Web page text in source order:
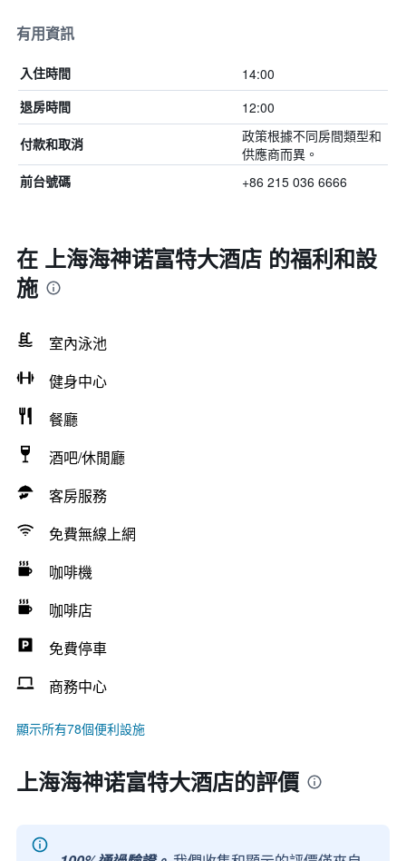
有用資訊
入住時間 14:00
退房時間 12:00
付款和取消
政策根據不同房間類型和
供應商而異。
前台號碼 +86 215 036 6666
在 上海海神诺富特大酒店 的福利和設
施
室內泳池
健身中心
餐廳
酒吧/休閒廳
客房服務
免費無線上網
咖啡機
咖啡店
免費停車
商務中心
顯示所有78個便利設施
上海海神诺富特大酒店的評價